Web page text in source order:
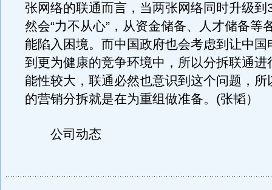
张网络的联通而言，当两张网络同时升级到
然会“力不从心”，从资金储备、人才储备等
能陷入困境。而中国政府也会考虑到让中国
到更为健康的竞争环境中，所以分拆联通进
能性较大，联通必然也意识到这个问题，所
的营销分拆就是在为重组做准备。(张韬）
公司动态